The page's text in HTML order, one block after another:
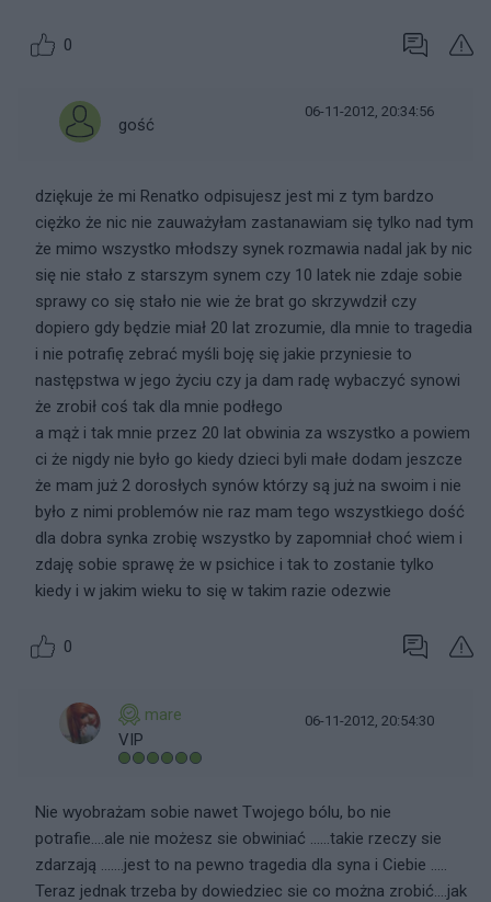
0
gość
06-11-2012, 20:34:56
dziękuje że mi Renatko odpisujesz jest mi z tym bardzo
ciężko że nic nie zauważyłam zastanawiam się tylko nad tym
że mimo wszystko młodszy synek rozmawia nadal jak by nic
się nie stało z starszym synem czy 10 latek nie zdaje sobie
sprawy co się stało nie wie że brat go skrzywdził czy
dopiero gdy będzie miał 20 lat zrozumie, dla mnie to tragedia
i nie potrafię zebrać myśli boję się jakie przyniesie to
następstwa w jego życiu czy ja dam radę wybaczyć synowi
że zrobił coś tak dla mnie podłego
a mąż i tak mnie przez 20 lat obwinia za wszystko a powiem
ci że nigdy nie było go kiedy dzieci byli małe dodam jeszcze
że mam już 2 dorosłych synów którzy są już na swoim i nie
było z nimi problemów nie raz mam tego wszystkiego dość
dla dobra synka zrobię wszystko by zapomniał choć wiem i
zdaję sobie sprawę że w psichice i tak to zostanie tylko
kiedy i w jakim wieku to się w takim razie odezwie
0
mare
VIP
06-11-2012, 20:54:30
Nie wyobrażam sobie nawet Twojego bólu, bo nie
potrafie....ale nie możesz sie obwiniać ......takie rzeczy sie
zdarzają .......jest to na pewno tragedia dla syna i Ciebie .....
Teraz jednak trzeba by dowiedziec sie co można zrobić....jak